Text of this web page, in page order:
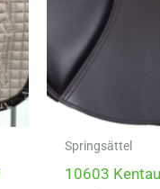
Springsättel
10603